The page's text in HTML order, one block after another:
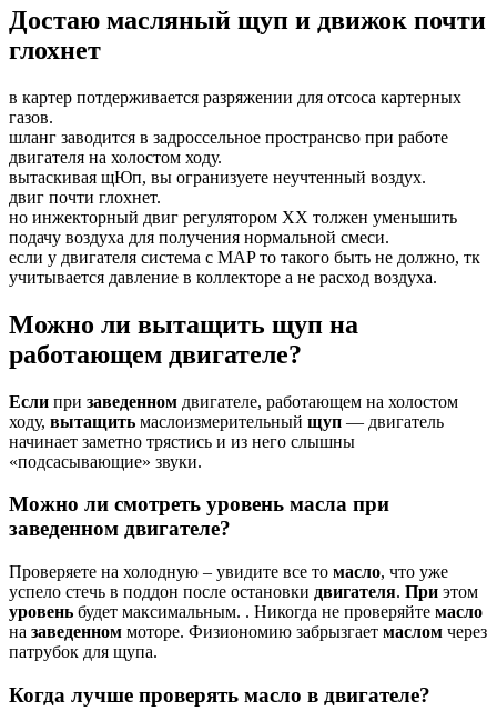
Достаю масляный щуп и движок почти
глохнет
в картер потдерживается разряжении для отсоса картерных
газов.
шланг заводится в задроссельное пространсво при работе
двигателя на холостом ходу.
вытаскивая щЮп, вы огранизуете неучтенный воздух.
двиг почти глохнет.
но инжекторный двиг регулятором ХХ толжен уменьшить
подачу воздуха для получения нормальной смеси.
если у двигателя система с MAP то такого быть не должно, тк
учитывается давление в коллекторе а не расход воздуха.
Можно ли вытащить щуп на
работающем двигателе?
Если при заведенном двигателе, работающем на холостом
ходу, вытащить маслоизмерительный щуп — двигатель
начинает заметно трястись и из него слышны
«подсасывающие» звуки.
Можно ли смотреть уровень масла при
заведенном двигателе?
Проверяете на холодную – увидите все то масло, что уже
успело стечь в поддон после остановки двигателя. При этом
уровень будет максимальным. . Никогда не проверяйте масло
на заведенном моторе. Физиономию забрызгает маслом через
патрубок для щупа.
Когда лучше проверять масло в двигателе?